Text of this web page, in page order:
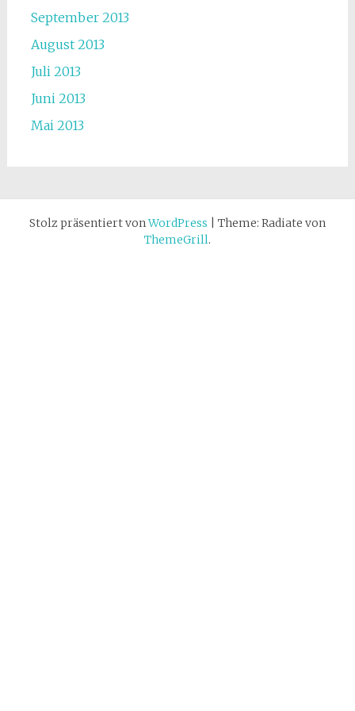
September 2013
August 2013
Juli 2013
Juni 2013
Mai 2013
Stolz präsentiert vonWordPress
Theme: Radiate von
ThemeGrill.